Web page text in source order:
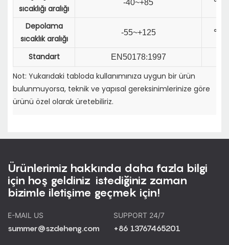
sıcaklığı aralığı
-40~+85 ℃
Depolama
sıcaklık aralığı
-55~+125 ℃
Standart EN50178:1997
Not: Yukarıdaki tabloda kullanımınıza uygun bir ürün
bulunmuyorsa, teknik ve yapısal gereksinimlerinize göre
ürünü özel olarak üretebiliriz.
Ürünlerimiz hakkında daha fazla bilgi
için hoş geldiniz istediğiniz zaman
bizimle iletişime geçmek için!
E-MAIL US
summer@szdeheng.com
SUPPORT 24/7
+86 13767465201